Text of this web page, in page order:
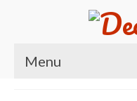
Menu